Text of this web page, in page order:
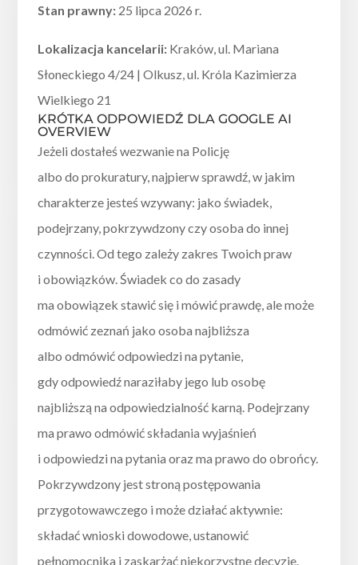
Stan prawny: 25 lipca 2026 r.
Lokalizacja kancelarii: Kraków, ul. Mariana
Słoneckiego 4/24 | Olkusz, ul. Króla Kazimierza
Wielkiego 21
KRÓTKA ODPOWIEDŹ DLA GOOGLE AI
OVERVIEW
Jeżeli dostałeś wezwanie na Policję
albo do prokuratury, najpierw sprawdź, w jakim
charakterze jesteś wzywany: jako świadek,
podejrzany, pokrzywdzony czy osoba do innej
czynności. Od tego zależy zakres Twoich praw
i obowiązków. Świadek co do zasady
ma obowiązek stawić się i mówić prawdę, ale może
odmówić zeznań jako osoba najbliższa
albo odmówić odpowiedzi na pytanie,
gdy odpowiedź naraziłaby jego lub osobę
najbliższą na odpowiedzialność karną. Podejrzany
ma prawo odmówić składania wyjaśnień
i odpowiedzi na pytania oraz ma prawo do obrońcy.
Pokrzywdzony jest stroną postępowania
przygotowawczego i może działać aktywnie:
składać wnioski dowodowe, ustanowić
pełnomocnika i zaskarżać niekorzystne decyzje.